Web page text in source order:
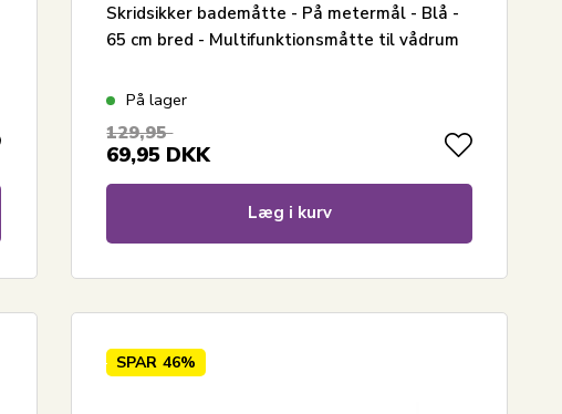
Skridsikker bademåtte - På metermål - Blå -
65 cm bred - Multifunktionsmåtte til vådrum
På lager
129,95
69,95 DKK
Læg i kurv
SPAR 46%